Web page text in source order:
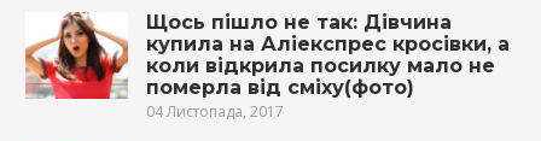
Щось пішло не так: Дівчина
купила на Аліекспрес кросівки, а
коли відкрила посилку мало не
помepла від сміху(фото)
04 Листопада, 2017